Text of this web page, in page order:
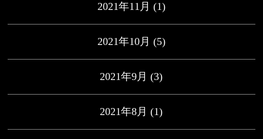
2021年11月 (1)
2021年10月 (5)
2021年9月 (3)
2021年8月 (1)